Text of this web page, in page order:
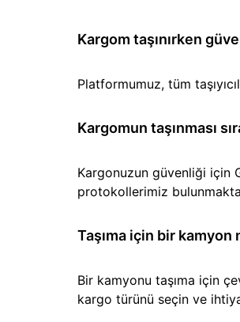
Kargom taşınırken
Platformumuz, tüm
Kargomun taşınması
Kargonuzun güvenliği için
protokollerimiz
Taşıma için bir
Bir kamyonu taşıma için
kargo türünü seçin ve